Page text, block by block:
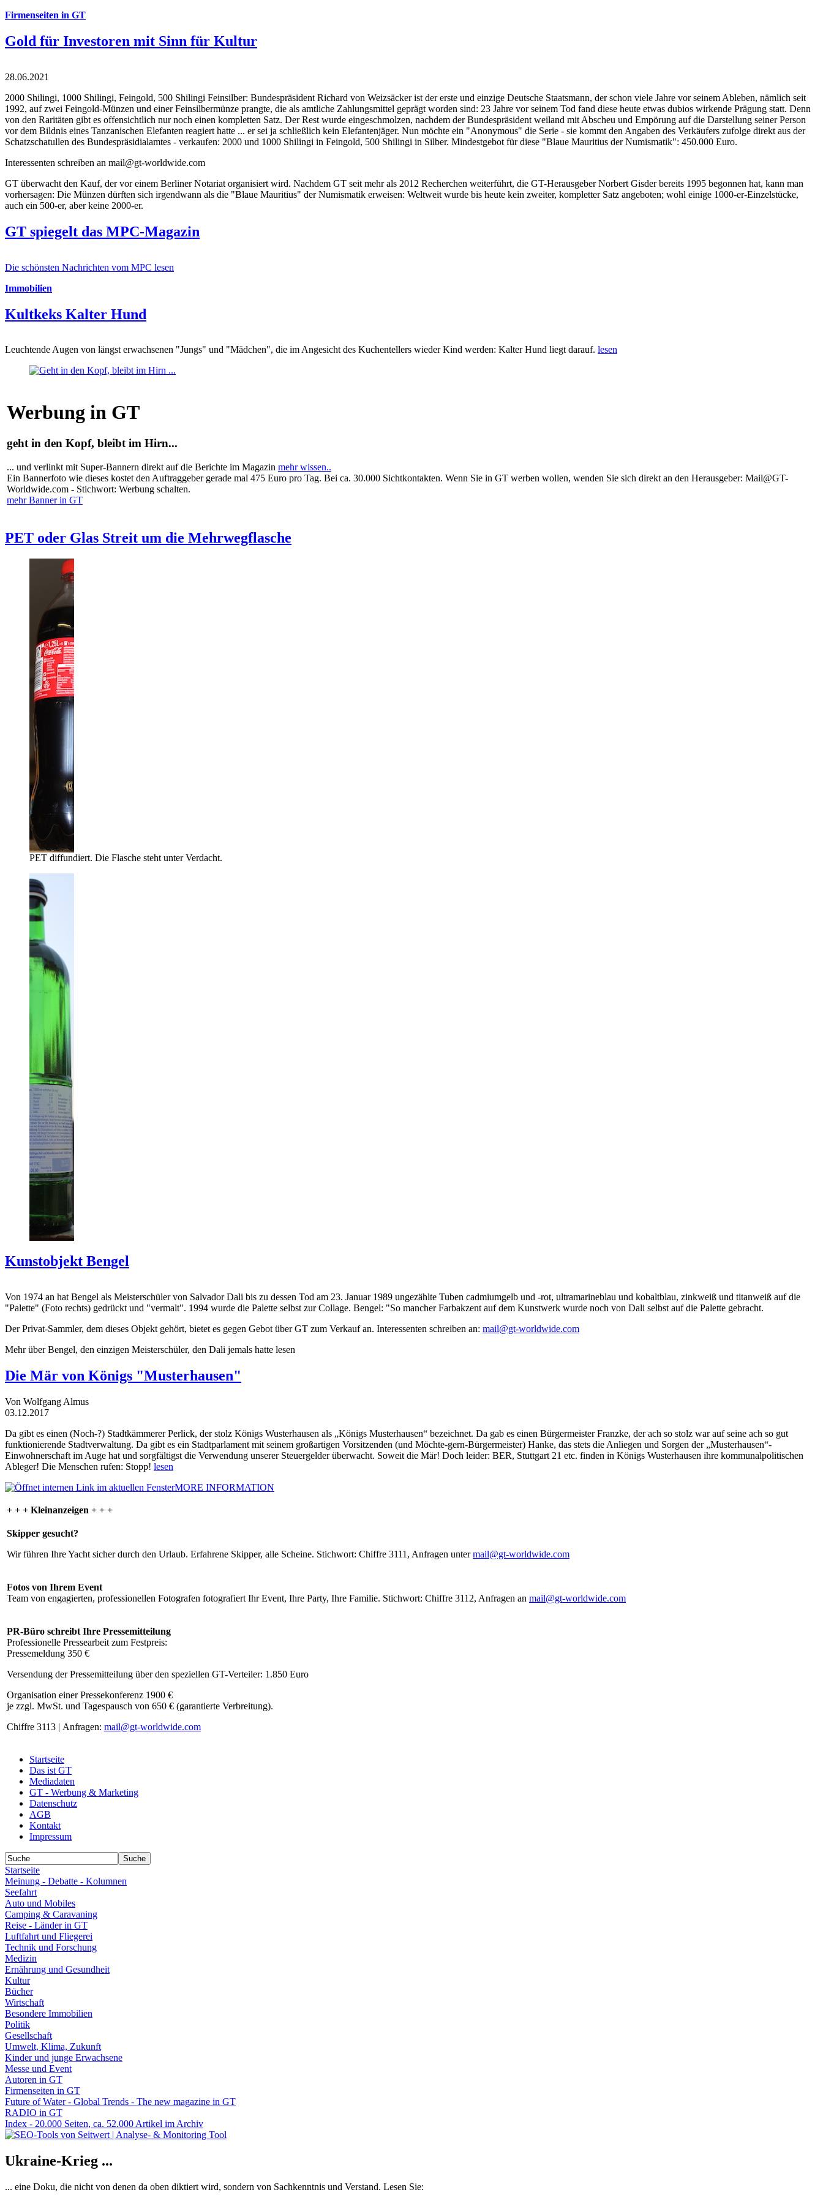
Firmenseiten in GT
Gold für Investoren mit Sinn für Kultur
28.06.2021
2000 Shilingi, 1000 Shilingi, Feingold, 500 Shilingi Feinsilber: Bundespräsident Richard von Weizsäcker ist der erste und einzige Deutsche Staatsmann, der schon viele Jahre vor seinem Ableben, nämlich seit
1992, auf zwei Feingold-Münzen und einer Feinsilbermünze prangte, die als amtliche Zahlungsmittel geprägt worden sind: 23 Jahre vor seinem Tod fand diese heute etwas dubios wirkende Prägung statt. Denn
von den Raritäten gibt es offensichtlich nur noch einen kompletten Satz. Der Rest wurde eingeschmolzen, nachdem der Bundespräsident weiland mit Abscheu und Empörung auf die Darstellung seiner Person
vor dem Bildnis eines Tanzanischen Elefanten reagiert hatte ... er sei ja schließlich kein Elefantenjäger. Nun möchte ein "Anonymous" die Serie - sie kommt den Angaben des Verkäufers zufolge direkt aus der
Schatzschatullen des Bundespräsidialamtes - verkaufen: 2000 und 1000 Shilingi in Feingold, 500 Shilingi in Silber. Mindestgebot für diese "Blaue Mauritius der Numismatik": 450.000 Euro.
Interessenten schreiben an mail@gt-worldwide.com
GT überwacht den Kauf, der vor einem Berliner Notariat organisiert wird. Nachdem GT seit mehr als 2012 Recherchen weiterführt, die GT-Herausgeber Norbert Gisder bereits 1995 begonnen hat, kann man
vorhersagen: Die Münzen dürften sich irgendwann als die "Blaue Mauritius" der Numismatik erweisen: Weltweit wurde bis heute kein zweiter, kompletter Satz angeboten; wohl einige 1000-er-Einzelstücke,
auch ein 500-er, aber keine 2000-er.
GT spiegelt das MPC-Magazin
Die schönsten Nachrichten vom MPC lesen
Immobilien
Kultkeks Kalter Hund
Leuchtende Augen von längst erwachsenen "Jungs" und "Mädchen", die im Angesicht des Kuchentellers wieder Kind werden: Kalter Hund liegt darauf. lesen
Werbung in GT
geht in den Kopf, bleibt im Hirn...
... und verlinkt mit Super-Bannern direkt auf die Berichte im Magazin mehr wissen..
Ein Bannerfoto wie dieses kostet den Auftraggeber gerade mal 475 Euro pro Tag. Bei ca. 30.000 Sichtkontakten. Wenn Sie in GT werben wollen, wenden Sie sich direkt an den Herausgeber: Mail@GT-
Worldwide.com - Stichwort: Werbung schalten.
mehr Banner in GT
PET oder Glas Streit um die Mehrwegflasche
PET diffundiert. Die Flasche steht unter Verdacht.
Kunstobjekt Bengel
Von 1974 an hat Bengel als Meisterschüler von Salvador Dali bis zu dessen Tod am 23. Januar 1989 ungezählte Tuben cadmiumgelb und -rot, ultramarineblau und kobaltblau, zinkweiß und titanweiß auf die
"Palette" (Foto rechts) gedrückt und "vermalt". 1994 wurde die Palette selbst zur Collage. Bengel: "So mancher Farbakzent auf dem Kunstwerk wurde noch von Dali selbst auf die Palette gebracht.
Der Privat-Sammler, dem dieses Objekt gehört, bietet es gegen Gebot über GT zum Verkauf an. Interessenten schreiben an: mail@gt-worldwide.com
Mehr über Bengel, den einzigen Meisterschüler, den Dali jemals hatte lesen
Die Mär von Königs "Musterhausen"
Von Wolfgang Almus
03.12.2017
Da gibt es einen (Noch-?) Stadtkämmerer Perlick, der stolz Königs Wusterhausen als „Königs Musterhausen“ bezeichnet. Da gab es einen Bürgermeister Franzke, der ach so stolz war auf seine ach so gut
funktionierende Stadtverwaltung. Da gibt es ein Stadtparlament mit seinem großartigen Vorsitzenden (und Möchte-gern-Bürgermeister) Hanke, das stets die Anliegen und Sorgen der „Musterhausen“-
Einwohnerschaft im Auge hat und sorgfältigst die Verwendung unserer Steuergelder überwacht. Soweit die Mär! Doch leider: BER, Stuttgart 21 etc. finden in Königs Wusterhausen ihre kommunalpolitischen
Ableger! Die Menschen rufen: Stopp! lesen
MORE INFORMATION
+ + + Kleinanzeigen + + +
Skipper gesucht?
Wir führen Ihre Yacht sicher durch den Urlaub. Erfahrene Skipper, alle Scheine. Stichwort: Chiffre 3111, Anfragen untermail@gt-worldwide.com
Fotos von Ihrem Event
Team von engagierten, professionellen Fotografen fotografiert Ihr Event, Ihre Party, Ihre Familie. Stichwort: Chiffre 3112, Anfragen an mail@gt-worldwide.com
PR-Büro schreibt Ihre Pressemitteilung
Professionelle Pressearbeit zum Festpreis:
Pressemeldung 350 €
Versendung der Pressemitteilung über den speziellen GT-Verteiler: 1.850 Euro
Organisation einer Pressekonferenz 1900 €
je zzgl. MwSt. und Tagespausch von 650 € (garantierte Verbreitung).
Chiffre 3113 | Anfragen: mail@gt-worldwide.com
Startseite
Das ist GT
Mediadaten
GT - Werbung & Marketing
Datenschutz
AGB
Kontakt
Impressum
Startseite
Meinung - Debatte - Kolumnen
Seefahrt
Auto und Mobiles
Camping & Caravaning
Reise - Länder in GT
Luftfahrt und Fliegerei
Technik und Forschung
Medizin
Ernährung und Gesundheit
Kultur
Bücher
Wirtschaft
Besondere Immobilien
Politik
Gesellschaft
Umwelt, Klima, Zukunft
Kinder und junge Erwachsene
Messe und Event
Autoren in GT
Firmenseiten in GT
Future of Water - Global Trends - The new magazine in GT
RADIO in GT
Index - 20.000 Seiten, ca. 52.000 Artikel im Archiv
Ukraine-Krieg ...
... eine Doku, die nicht von denen da oben diktiert wird, sondern von Sachkenntnis und Verstand. Lesen Sie: